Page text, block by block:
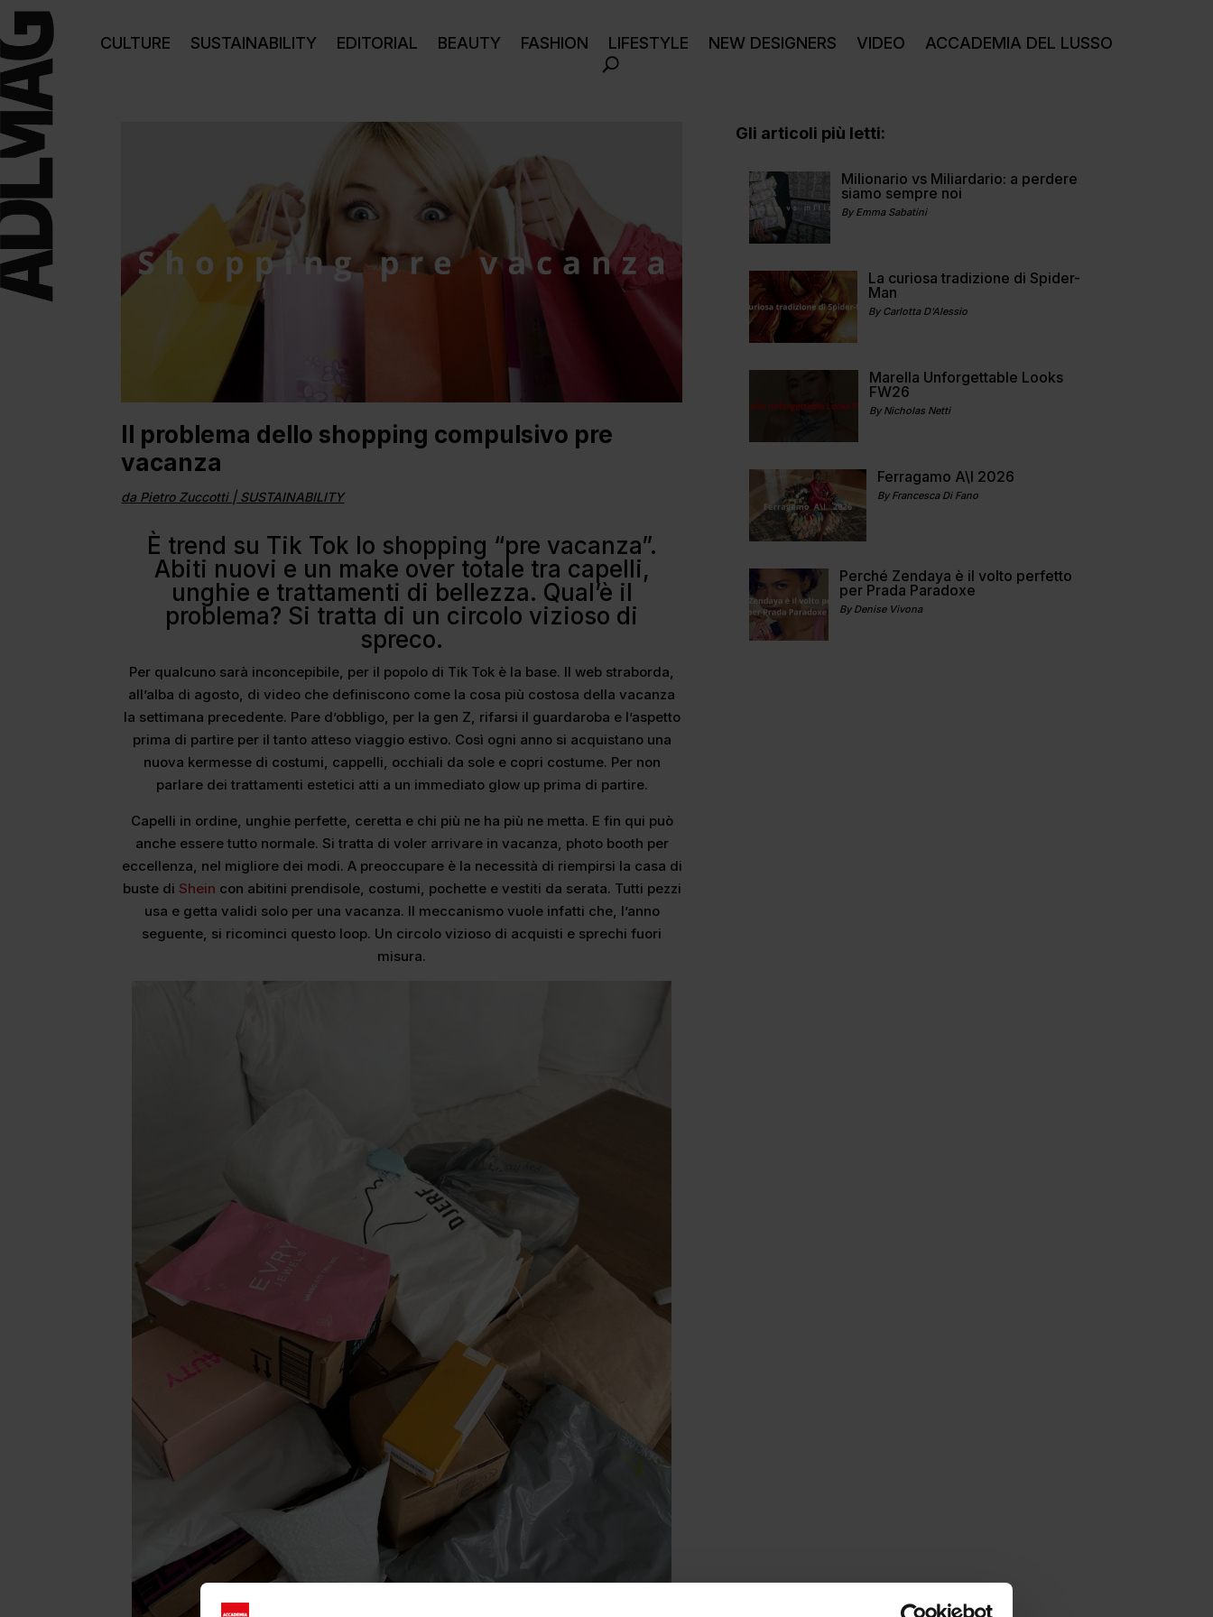
CULTURE SUSTAINABILITY EDITORIAL BEAUTY FASHION LIFESTYLE NEW DESIGNERS VIDEO ACCADEMIA DEL LUSSO
Il problema dello shopping compulsivo pre
vacanza
da Pietro Zuccotti| SUSTAINABILITY
È trend su Tik Tok lo shopping “pre vacanza”.
Abiti nuovi e un make over totale tra capelli,
unghie e trattamenti di bellezza. Qual’è il
problema? Si tratta di un circolo vizioso di
spreco.
Per qualcuno sarà inconcepibile, per il popolo di Tik Tok è la base. Il web straborda,
all’alba di agosto, di video che definiscono come la cosa più costosa della vacanza
la settimana precedente. Pare d’obbligo, per la gen Z, rifarsi il guardaroba e l’aspetto
prima di partire per il tanto atteso viaggio estivo. Così ogni anno si acquistano una
nuova kermesse di costumi, cappelli, occhiali da sole e copri costume. Per non
parlare dei trattamenti estetici atti a un immediato glow up prima di partire.
Capelli in ordine, unghie perfette, ceretta e chi più ne ha più ne metta. E fin qui può
anche essere tutto normale. Si tratta di voler arrivare in vacanza, photo booth per
eccellenza, nel migliore dei modi. A preoccupare è la necessità di riempirsi la casa di
buste di Shein con abitini prendisole, costumi, pochette e vestiti da serata. Tutti pezzi
usa e getta validi solo per una vacanza. Il meccanismo vuole infatti che, l’anno
seguente, si ricominci questo loop. Un circolo vizioso di acquisti e sprechi fuori
misura.
Gli articoli più letti:
Milionario vs Miliardario: a perdere
siamo sempre noi
By Emma Sabatini
La curiosa tradizione di Spider-
Man
By Carlotta D'Alessio
Marella Unforgettable Looks
FW26
By Nicholas Netti
Ferragamo A\I 2026
By Francesca Di Fano
Perché Zendaya è il volto perfetto
per Prada Paradoxe
By Denise Vivona